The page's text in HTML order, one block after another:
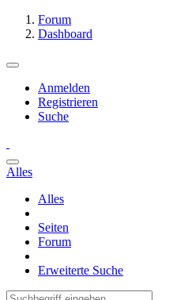
Forum
Dashboard
Anmelden
Registrieren
Suche
Alles
Alles
Seiten
Forum
Erweiterte Suche